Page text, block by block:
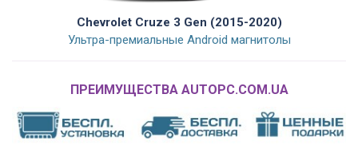
Chevrolet Cruze 3 Gen (2015-2020)
Ультра-премиальные Android магнитолы
ПРЕИМУЩЕСТВА AUTOPC.COM.UA